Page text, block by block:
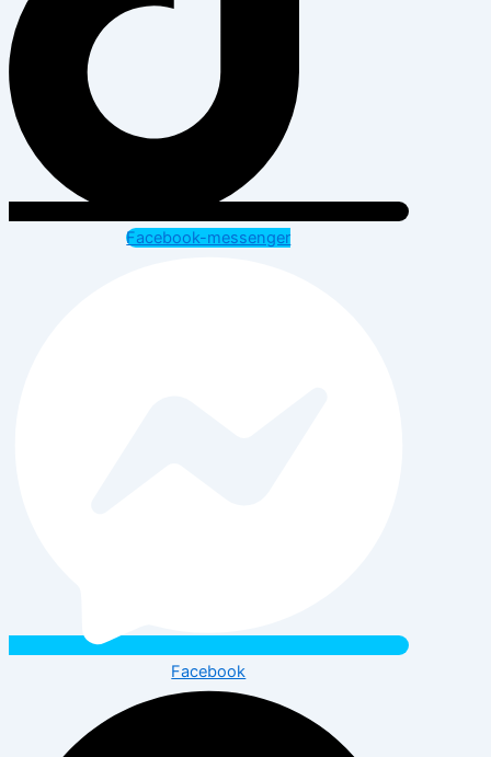
Facebook-messenger
Facebook